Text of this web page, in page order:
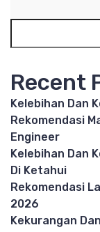
Recent
Kelebihan Dan
Rekomendasi
Engineer
Kelebihan Dan
Di Ketahui
Rekomendasi
2026
Kekurangan